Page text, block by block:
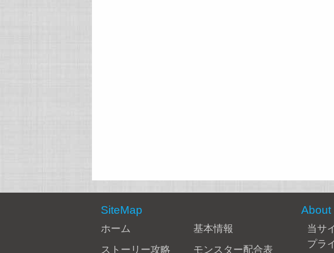
SiteMap
ホーム
基本情報
ストーリー攻略
モンスター配合表
About
当サ
プラ